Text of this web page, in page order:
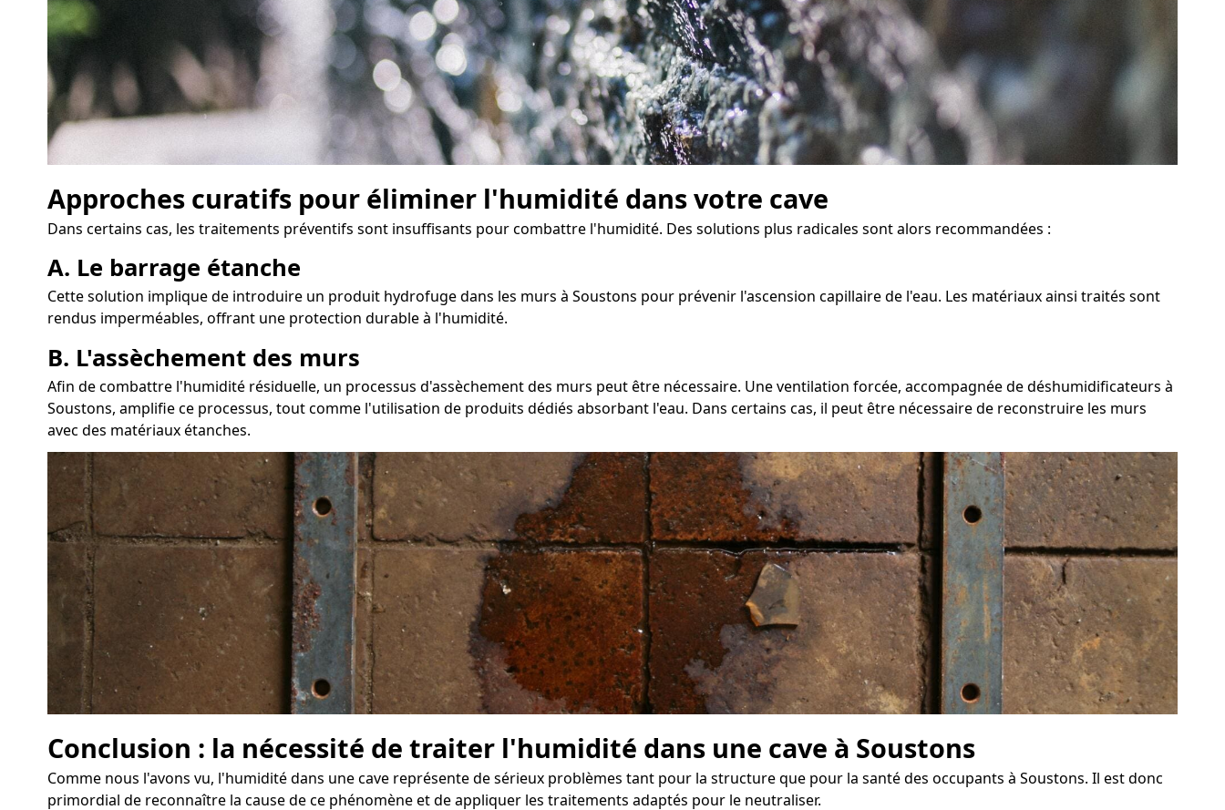
Approches curatifs pour éliminer l'humidité dans votre cave
Dans certains cas, les traitements préventifs sont insuffisants pour combattre l'humidité. Des solutions plus radicales sont alors recommandées :
A. Le barrage étanche
Cette solution implique de introduire un produit hydrofuge dans les murs à Soustons pour prévenir l'ascension capillaire de l'eau. Les matériaux ainsi traités sont
rendus imperméables, offrant une protection durable à l'humidité.
B. L'assèchement des murs
Afin de combattre l'humidité résiduelle, un processus d'assèchement des murs peut être nécessaire. Une ventilation forcée, accompagnée de déshumidificateurs à
Soustons, amplifie ce processus, tout comme l'utilisation de produits dédiés absorbant l'eau. Dans certains cas, il peut être nécessaire de reconstruire les murs
avec des matériaux étanches.
Conclusion : la nécessité de traiter l'humidité dans une cave à Soustons
Comme nous l'avons vu, l'humidité dans une cave représente de sérieux problèmes tant pour la structure que pour la santé des occupants à Soustons. Il est donc
primordial de reconnaître la cause de ce phénomène et de appliquer les traitements adaptés pour le neutraliser.